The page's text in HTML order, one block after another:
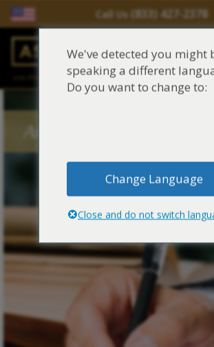
Call Us (833) 427-2378
Salir del contenido
MainJustinian C. Lane, Esq. – PLLC
Reclamaciones de asbesto/mesotelioma
Fuentes de exposición al asbesto
Síntomas y tratamiento del asbesto
Centro de aprendizaje de asbesto
Blog de Asbestos
Asbestos Blog Tags
We've detected you might
speaking a different
Do you want to change to:
Change Language
Close and do not switch